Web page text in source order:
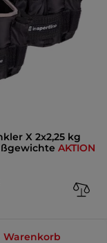
X 2x2,25 kg
AKTION
Warenkorb